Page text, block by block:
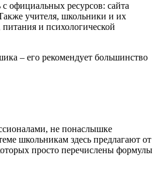
официальных ресурсов: сайта
учителя, школьники и их
и психологической
– его рекомендует большинство
не понаслышке
школьникам здесь предлагают от
просто перечислены формулы